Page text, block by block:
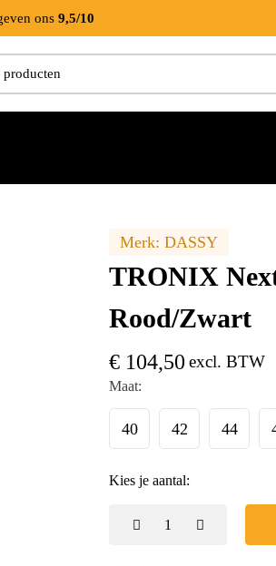
ons 9,5/10
Merk: DASSY
TRONIX
Rood/Zwart
€ 104,50 excl. BTW
Maat:
40 42 44
Kies je aantal: